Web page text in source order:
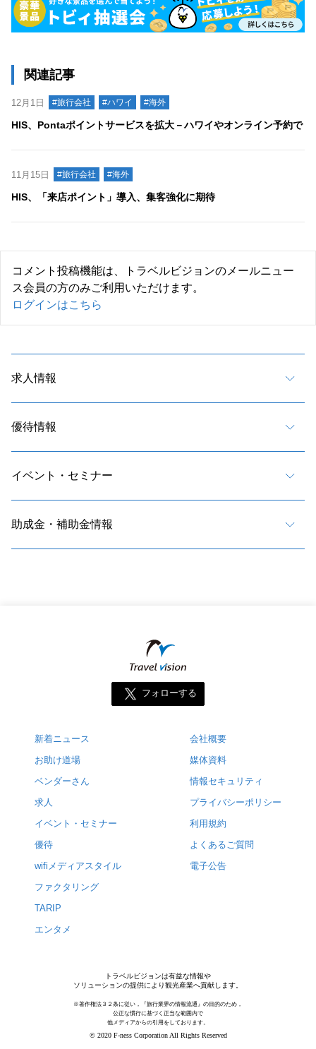
関連記事
12月1日 #旅行会社 #ハワイ #海外
HIS、Pontaポイントサービスを拡大－ハワイやオンライン予約で
11月15日 #旅行会社 #海外
HIS、「来店ポイント」導入、集客強化に期待
コメント投稿機能は、トラベルビジョンのメールニュー
ス会員の方のみご利用いただけます。
ログインはこちら
求人情報
優待情報
イベント・セミナー
助成金・補助金情報
フォローする
新着ニュース
お助け道場
ベンダーさん
求人
イベント・セミナー
優待
wifiメディアスタイル
ファクタリング
TARIP
エンタメ
会社概要
媒体資料
情報セキュリティ
プライバシーポリシー
利用規約
よくあるご質問
電子公告
トラベルビジョンは有益な情報や
ソリューションの提供により観光産業へ貢献します。
※著作権法３２条に従い，『旅行業界の情報流通』の目的のため，
公正な慣行に基づく正当な範囲内で
他メディアからの引用をしております。
© 2020 F-ness Corporation All Rights Reserved